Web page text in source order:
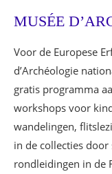
MUSÉE
Voor de Europese
d’Archéologie
gratis programma
workshops voor
wandelingen,
in de collecties door
rondleidingen in de